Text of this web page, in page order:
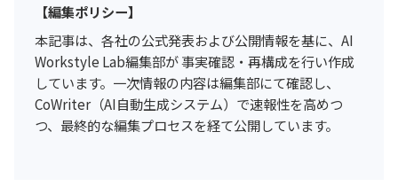
【編集ポリシー】
本記事は、各社の公式発表および公開情報を基に、AI
Workstyle Lab編集部が 事実確認・再構成を行い作成
しています。一次情報の内容は編集部にて確認し、
CoWriter（AI自動生成システム）で速報性を高めつ
つ、最終的な編集プロセスを経て公開しています。